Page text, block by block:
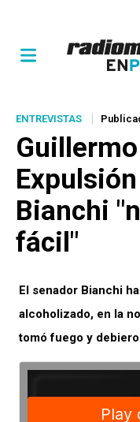
ENTREVISTAS
Bianchi
fácil"
El senador Bianchi
alcoholizado, en la
tomó fuego y